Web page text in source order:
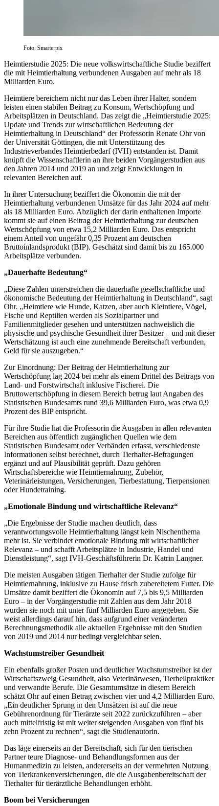
Foto: Smarterpix
Heimtierstudie 2025: Die neue volkswirtschaftliche Studie beziffert
die mit Heimtierhaltung verbundenen Ausgaben auf mehr als 18
Milliarden Euro.
Heimtiere bereichern nicht nur das Leben ihrer Halter, sondern
leisten einen stabilen Beitrag zu Konsum, Wertschöpfung und
Arbeitsplätzen in Deutschland. Das zeigt die „Heimtierstudie 2025:
Update und Trends zur wirtschaftlichen Bedeutung der
Heimtierhaltung in Deutschland“ der Professorin Renate Ohr von
der Universität Göttingen, die mit Unterstützung des
Industrieverbandes Heimtierbedarf (IVH) entstanden ist. Damit
knüpft die Wissenschaftlerin an ihre beiden Vorgängerstudien aus
den Jahren 2014 und 2019 an und zeigt Entwicklungen in
relevanten Bereichen auf.
In ihrer Untersuchung beziffert die Ökonomin die mit der
Heimtierhaltung verbundenen Umsätze für das Jahr 2024 auf mehr
als 18 Milliarden Euro. Abzüglich der darin enthaltenen Importe
kommt sie auf einen Beitrag der Heimtierhaltung zur deutschen
Wertschöpfung von etwa 15,2 Milliarden Euro. Das entspricht
einem Anteil von ungefähr 0,35 Prozent am deutschen
Bruttoinlandsprodukt (BIP). Geschätzt sind damit bis zu 165.000
Arbeitsplätze verbunden.
„Dauerhafte Bedeutung“
„Diese Zahlen unterstreichen die dauerhafte gesellschaftliche und
ökonomische Bedeutung der Heimtierhaltung in Deutschland“, sagt
Ohr. „Heimtiere wie Hunde, Katzen, aber auch Kleintiere, Vögel,
Fische und Reptilien werden als Sozialpartner und
Familienmitglieder gesehen und unterstützen nachweislich die
physische und psychische Gesundheit ihrer Besitzer – und mit dieser
Wertschätzung ist auch eine zunehmende Bereitschaft verbunden,
Geld für sie auszugeben.“
Zur Einordnung: Der Beitrag der Heimtierhaltung zur
Wertschöpfung lag 2024 bei mehr als einem Drittel des Beitrags von
Land- und Forstwirtschaft inklusive Fischerei. Die
Bruttowertschöpfung in diesem Bereich betrug laut Angaben des
Statistischen Bundesamts rund 39,6 Milliarden Euro, was etwa 0,9
Prozent des BIP entspricht.
Für ihre Studie hat die Professorin die Ausgaben in allen relevanten
Bereichen aus öffentlich zugänglichen Quellen wie dem
Statistischen Bundesamt oder Verbänden erfasst, verschiedenste
Informationen selbst berechnet, durch Tierhalter-Befragungen
ergänzt und auf Plausibilität geprüft. Dazu gehören
Wirtschaftsbereiche wie Heimtiernahrung, Zubehör,
Veterinärleistungen, Versicherungen, Tierbestattung, Tierpensionen
oder Hundetraining.
„Emotionale Bindung und wirtschaftliche Relevanz“
„Die Ergebnisse der Studie machen deutlich, dass
verantwortungsvolle Heimtierhaltung längst kein Nischenthema
mehr ist. Sie verbindet emotionale Bindung mit wirtschaftlicher
Relevanz – und schafft Arbeitsplätze in Industrie, Handel und
Dienstleistung“, sagt IVH-Geschäftsführerin Dr. Katrin Langner.
Die meisten Ausgaben tätigen Tierhalter der Studie zufolge für
Heimtiernahrung, inklusive zu Hause frisch zubereitetem Futter. Die
Umsätze damit beziffert die Ökonomin auf 7,5 bis 9,5 Milliarden
Euro – in der Vorgängerstudie mit Zahlen aus dem Jahr 2018
wurden sie noch mit unter fünf Milliarden Euro angegeben. Sie
weist allerdings darauf hin, dass aufgrund einer veränderten
Berechnungsmethodik alle aktuellen Ergebnisse mit den Studien
von 2019 und 2014 nur bedingt vergleichbar seien.
Wachstumstreiber Gesundheit
Ein ebenfalls großer Posten und deutlicher Wachstumstreiber ist der
Wirtschaftszweig Gesundheit, also Veterinärwesen, Tierheilpraktiker
und verwandte Berufe. Die Gesamtumsätze in diesem Bereich
schätzt Ohr auf einen Betrag zwischen vier und 4,2 Milliarden Euro.
„Ein deutlicher Sprung in den Umsätzen ist auf die neue
Gebührenordnung für Tierärzte seit 2022 zurückzuführen – aber
auch mittelfristig ist mit weiter steigenden Ausgaben von fünf bis
zehn Prozent zu rechnen“, sagt die Studienautorin.
Das läge einerseits an der Bereitschaft, sich für den tierischen
Partner teure Diagnose- und Behandlungsformen aus der
Humanmedizin zu leisten, andererseits an der vermehrten Nutzung
von Tierkrankenversicherungen, die die Ausgabenbereitschaft der
Tierhalter für tierärztliche Behandlungen erhöht.
Boom bei Versicherungen